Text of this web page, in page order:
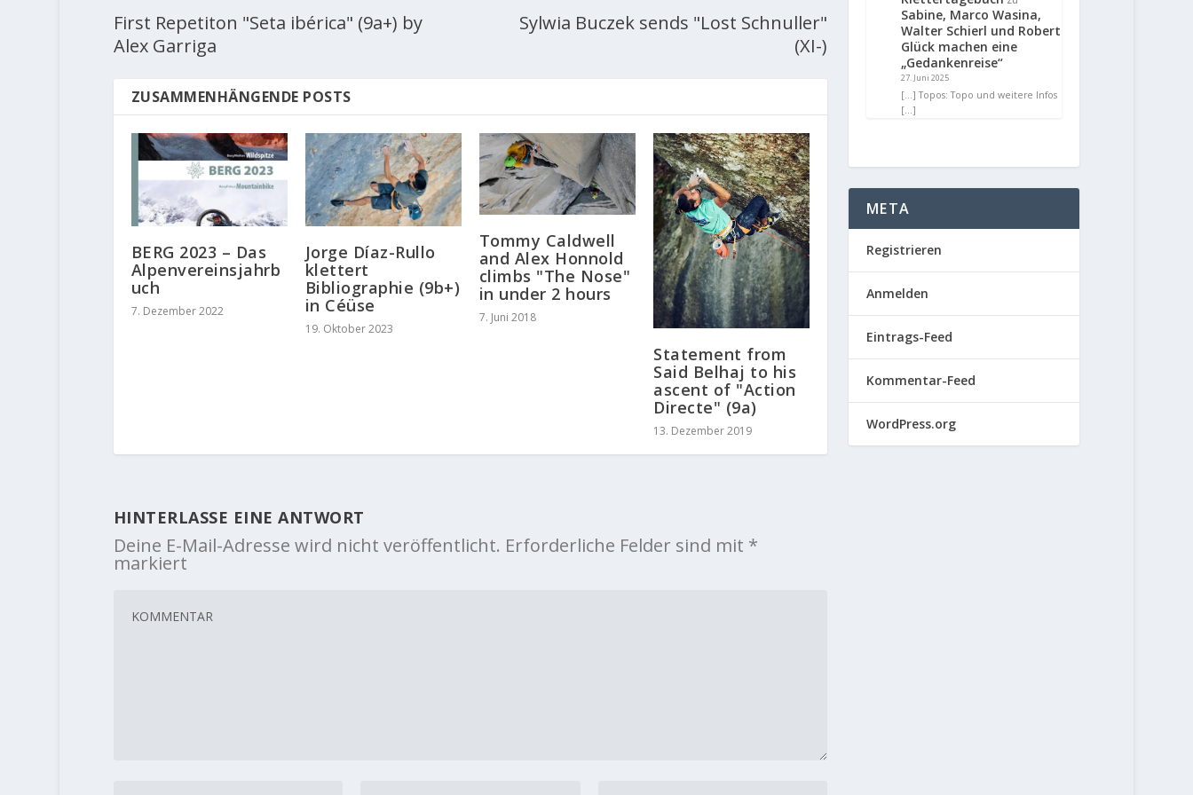
First Repetiton "Seta ibérica" (9a+) by
Alex Garriga
Sylwia Buczek sends "Lost Schnuller"
(XI-)
ZUSAMMENHÄNGENDE POSTS
BERG 2023 – Das
Alpenvereinsjahrb
uch
7. Dezember 2022
Jorge Díaz-Rullo
klettert
Bibliographie (9b+)
in Céüse
19. Oktober 2023
Tommy Caldwell
and Alex Honnold
climbs "The Nose"
in under 2 hours
7. Juni 2018
Statement from
Said Belhaj to his
ascent of "Action
Directe" (9a)
13. Dezember 2019
HINTERLASSE EINE ANTWORT
Deine E-Mail-Adresse wird nicht veröffentlicht. Erforderliche Felder sind mit *
markiert
Sabine, Marco Wasina,
Walter Schierl und Robert
Glück machen eine
„Gedankenreise“
27. Juni 2025
[…] Topos: Topo und weitere Infos
[…]
META
Registrieren
Anmelden
Eintrags-Feed
Kommentar-Feed
WordPress.org